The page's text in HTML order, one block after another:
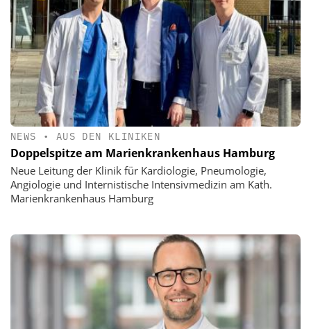
NEWS • AUS DEN KLINIKEN
Doppelspitze am Marienkrankenhaus Hamburg
Neue Leitung der Klinik für Kardiologie, Pneumologie,
Angiologie und Internistische Intensivmedizin am Kath.
Marienkrankenhaus Hamburg